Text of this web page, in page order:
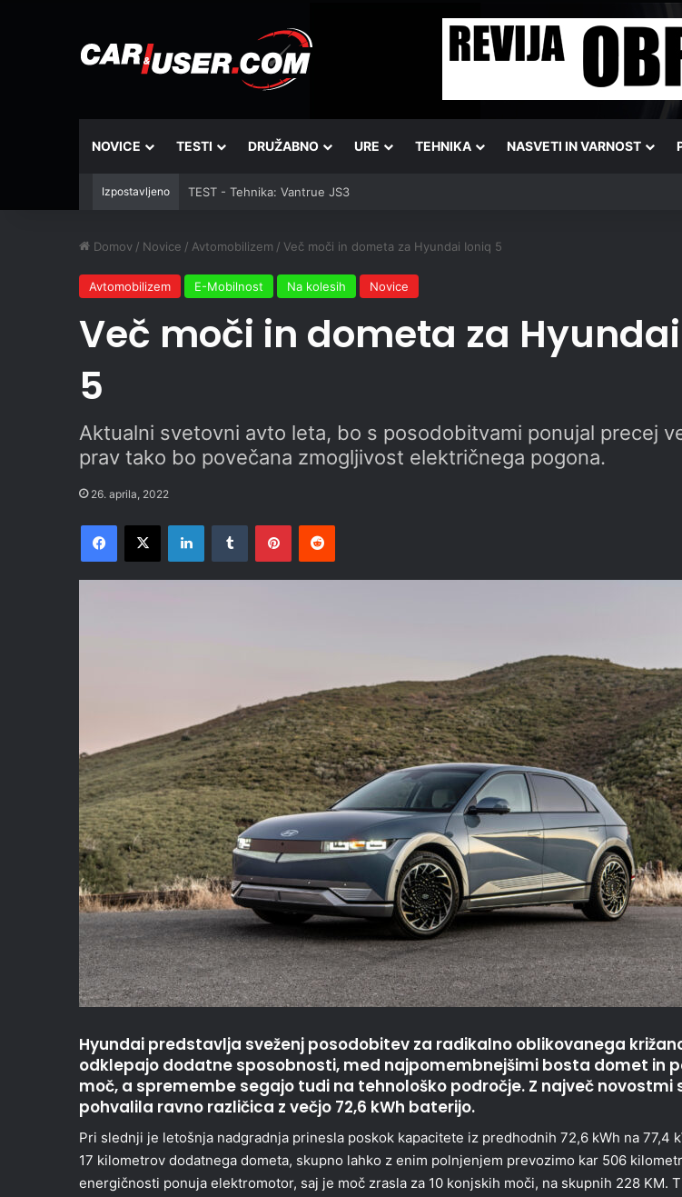
NOVICE TESTI DRUŽABNO URE TEHNIKA NASVETI IN VARNOST
Izpostavljeno TEST - Tehnika: Vantrue JS3
Domov / Novice / Avtomobilizem / Več moči in dometa za Hyundai Ioniq 5
Avtomobilizem E-Mobilnost Na kolesih Novice
Več moči in dometa za
5
Aktualni svetovni avto leta, bo s posodobitvami ponujal precej
prav tako bo povečana zmogljivost električnega pogona.
26. aprila, 2022
Facebook
X LinkedInTumblr PinterestReddit
Hyundai predstavlja sveženj posodobitev za radikalno oblikovanega
odklepajo dodatne sposobnosti, med najpomembnejšimi bosta domet in
moč, a spremembe segajo tudi na tehnološko področje. Z največ novostmi
pohvalila ravno različica z večjo 72,6 kWh baterijo.
Pri slednji je letošnja nadgradnja prinesla poskok kapacitete iz predhodnih 72,6 kWh na 77,4
17 kilometrov dodatnega dometa, skupno lahko z enim polnjenjem prevozimo kar 506
energičnosti ponuja elektromotor, saj je moč zrasla za 10 konjskih moči, na skupnih 228 KM.